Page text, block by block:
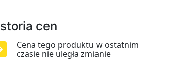
cen
Cena tego produktu w ostatnim
czasie nie uległa zmianie